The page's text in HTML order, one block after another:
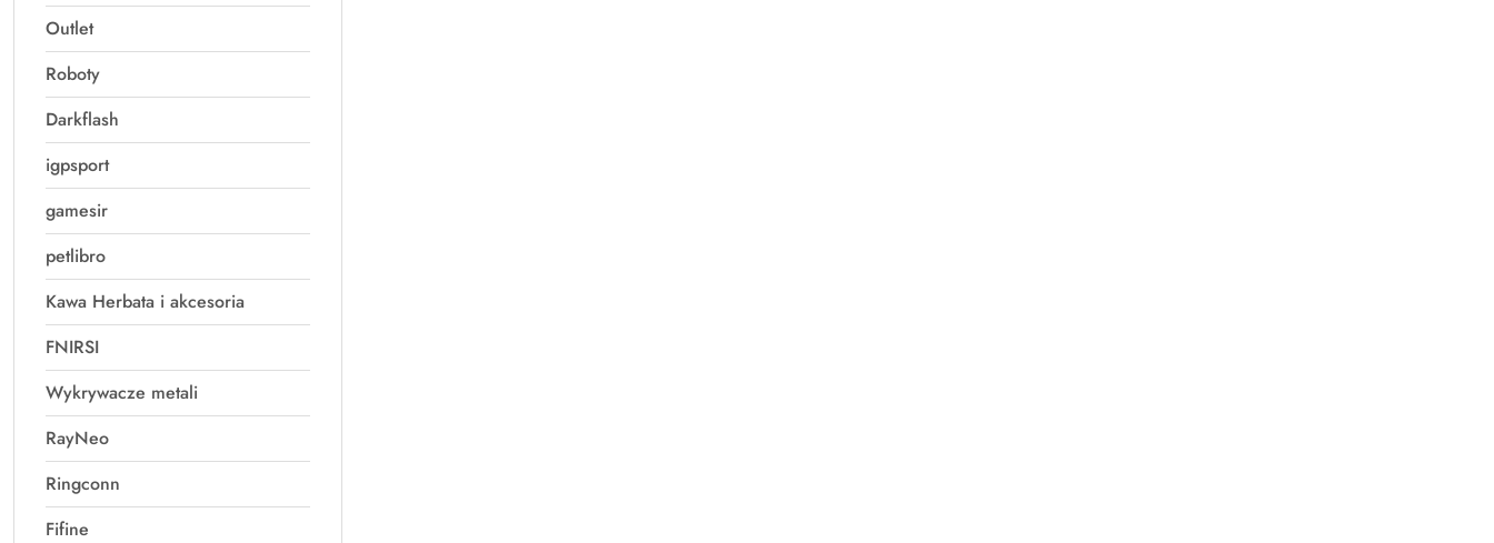
Outlet
Roboty
Darkflash
igpsport
gamesir
petlibro
Kawa Herbata i akcesoria
FNIRSI
Wykrywacze metali
RayNeo
Ringconn
Fifine